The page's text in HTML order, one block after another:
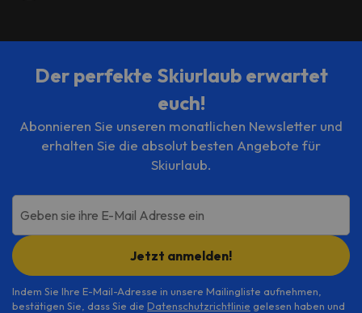
Der perfekte Skiurlaub erwartet
euch!
Abonnieren Sie unseren monatlichen Newsletter und
erhalten Sie die absolut besten Angebote für
Skiurlaub.
Geben sie ihre E-Mail Adresse ein
Jetzt anmelden!
Indem Sie Ihre E-Mail-Adresse in unsere Mailingliste aufnehmen,
bestätigen Sie, dass Sie die Datenschutzrichtlinie gelesen haben und